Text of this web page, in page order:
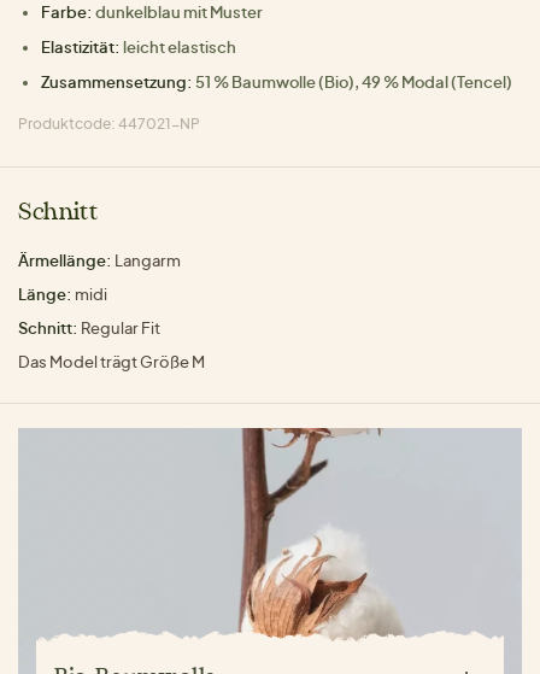
Farbe: dunkelblau mit Muster
Elastizität: leicht elastisch
Zusammensetzung: 51 % Baumwolle (Bio), 49 % Modal (Tencel)
Produktcode: 447021-NP
Schnitt
Ärmellänge: Langarm
Länge: midi
Schnitt: Regular Fit
Das Model trägt Größe M